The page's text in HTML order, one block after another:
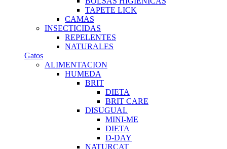
TAPETE LICK
CAMAS
INSECTICIDAS
REPELENTES
NATURALES
Gatos
ALIMENTACION
HUMEDA
BRIT
DIETA
BRIT CARE
DISUGUAL
MINI-ME
DIETA
D-DAY
NATURCAT